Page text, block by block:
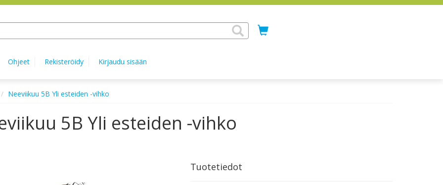
Ohjeet Rekisteröidy Kirjaudu sisään
Neeviikuu 5B Yli esteiden -vihko
5B Yli esteiden -vihko
Tuotetiedot